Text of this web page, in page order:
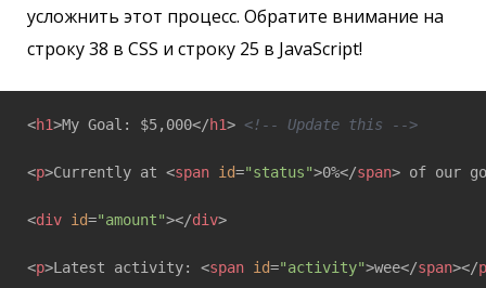
усложнить этот процесс. Обратите внимание на
строку 38 в CSS и строку 25 в JavaScript!
<h1>My Goal: $5,000</h1> <!-- Update this -->
<p>Currently at <span id="status">0%</span> of our
<div id="amount"></div>
<p>Latest activity: <span id="activity">wee</span></p